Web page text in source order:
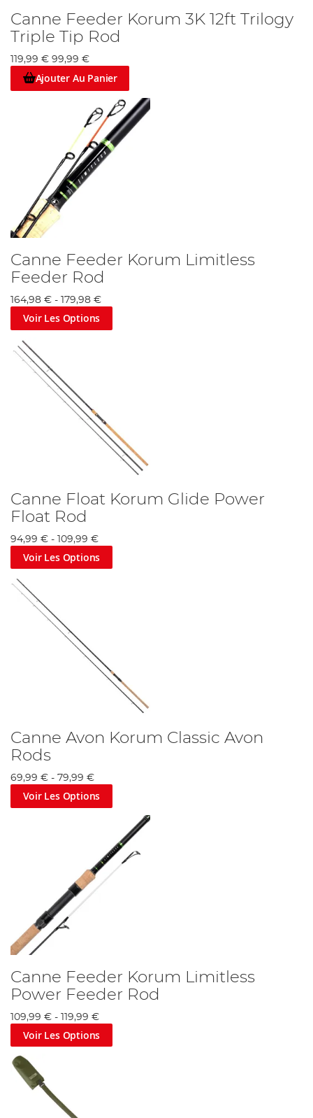
Canne Feeder Korum 3K 12ft Trilogy
Triple Tip Rod
119,99 € 99,99 €
Ajouter Au Panier
Canne Feeder Korum Limitless
Feeder Rod
164,98 € - 179,98 €
Voir Les Options
Canne Float Korum Glide Power
Float Rod
94,99 € - 109,99 €
Voir Les Options
Canne Avon Korum Classic Avon
Rods
69,99 € - 79,99 €
Voir Les Options
Canne Feeder Korum Limitless
Power Feeder Rod
109,99 € - 119,99 €
Voir Les Options